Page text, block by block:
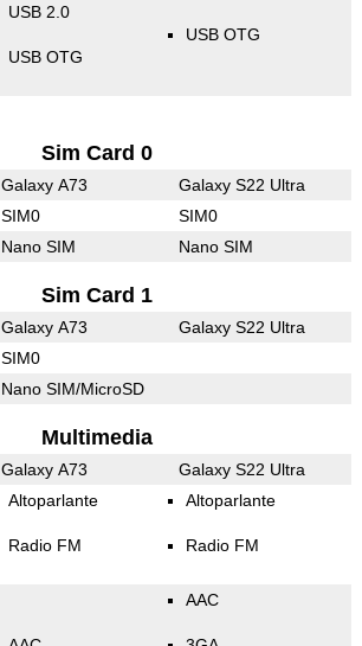
USB 2.0
USB OTG
USB OTG
Sim Card 0
Galaxy A73 Galaxy S22 Ultra
SIM0 SIM0
Nano SIM Nano SIM
Sim Card 1
Galaxy A73 Galaxy S22 Ultra
SIM0
Nano SIM/MicroSD
Multimedia
Galaxy A73 Galaxy S22 Ultra
Altoparlante
Radio FM
Altoparlante
Radio FM
AAC